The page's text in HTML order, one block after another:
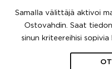
Samalla välittäjä aktivoi
Ostovahdin. Saat
sinun kriteereihisi